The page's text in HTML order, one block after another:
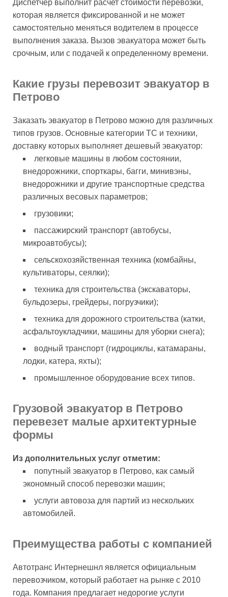
Диспетчер выполнит расчет стоимости перевозки,
которая является фиксированной и не может
самостоятельно меняться водителем в процессе
выполнения заказа. Вызов эвакуатора может быть
срочным, или с подачей к определенному времени.
Какие грузы перевозит эвакуатор в
Петрово
Заказать эвакуатор в Петрово можно для различных
типов грузов. Основные категории ТС и техники,
доставку которых выполняет дешевый эвакуатор:
легковые машины в любом состоянии,
внедорожники, спорткары, багги, минивэны,
внедорожники и другие транспортные средства
различных весовых параметров;
грузовики;
пассажирский транспорт (автобусы,
микроавтобусы);
сельскохозяйственная техника (комбайны,
культиваторы, сеялки);
техника для строительства (экскаваторы,
бульдозеры, грейдеры, погрузчики);
техника для дорожного строительства (катки,
асфальтоукладчики, машины для уборки снега);
водный транспорт (гидроциклы, катамараны,
лодки, катера, яхты);
промышленное оборудование всех типов.
Грузовой эвакуатор в Петрово
перевезет малые архитектурные
формы
Из дополнительных услуг отметим:
попутный эвакуатор в Петрово, как самый
экономный способ перевозки машин;
услуги автовоза для партий из нескольких
автомобилей.
Преимущества работы с компанией
Автотранс Интернешнл является официальным
перевозчиком, который работает на рынке с 2010
года. Компания предлагает недорогие услуги